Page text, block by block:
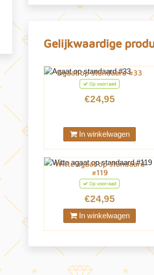
Gelijkwaardige
Agaat op standaard #33
Op voorraad
€24,95
In winkelwagen
Witte agaat op standaard
#119
Op voorraad
€24,95
In winkelwagen